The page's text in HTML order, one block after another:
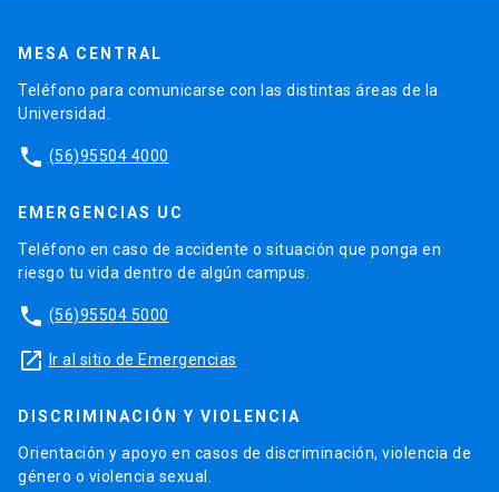
MESA CENTRAL
Teléfono para comunicarse con las distintas áreas de la
Universidad.
phone (56)95504 4000
EMERGENCIAS UC
Teléfono en caso de accidente o situación que ponga en
riesgo tu vida dentro de algún campus.
phone (56)95504 5000
launch Ir al sitio de Emergencias
DISCRIMINACIÓN Y VIOLENCIA
Orientación y apoyo en casos de discriminación, violencia de
género o violencia sexual.